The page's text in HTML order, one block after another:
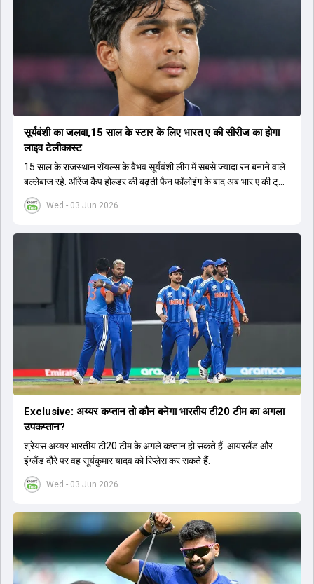
Wed - 03 Jun 2026
सूर्यवंशी का जलवा,15 साल के स्टार के लिए भारत ए की सीरीज का होगा
लाइव टेलीकास्ट
15 साल के राजस्थान रॉयल्स के वैभव सूर्यवंशी लीग में सबसे ज्यादा रन बनाने वाले
बल्लेबाज रहे. ऑरेंज कैप होल्डर की बढ़ती फैन फॉलोइंग के बाद अब भार ए की ट्राई
सीरीज का लाइव टेलीकास्ट करने का फैसला लिया गया है.
Wed - 03 Jun 2026
Exclusive: अय्यर कप्तान तो कौन बनेगा भारतीय टी20 टीम का अगला
उपकप्तान?
श्रेयस अय्यर भारतीय टी20 टीम के अगले कप्तान हो सकते हैं. आयरलैंड और
इंग्लैंड दौरे पर वह सूर्यकुमार यादव को रिप्लेस कर सकते हैं.